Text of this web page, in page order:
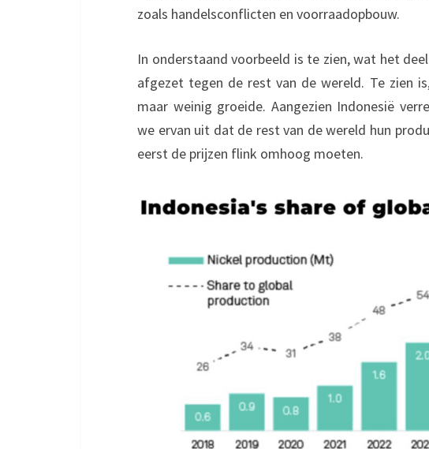
zoals handelsconflicten en voorraadopbouw.
In onderstaand voorbeeld is te zien, wat het
afgezet tegen de rest van de wereld. Te zien
maar weinig groeide. Aangezien Indonesië
we ervan uit dat de rest van de wereld hun
eerst de prijzen flink omhoog moeten.